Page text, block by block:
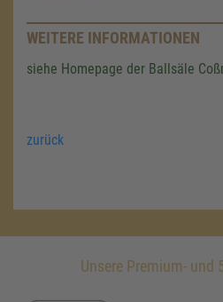
WEITERE INFORMATIONEN
siehe Homepage der Ballsäle
zurück
Unsere Premium- und